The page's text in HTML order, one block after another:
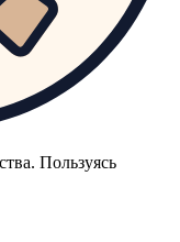
Пользуясь